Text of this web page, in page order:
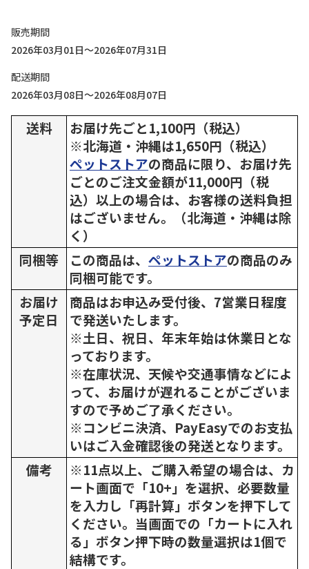
販売期間
2026年03月01日～2026年07月31日
配送期間
2026年03月08日～2026年08月07日
送料
お届け先ごと1,100円（税込）
※北海道・沖縄は1,650円（税込）
ペットストアの商品に限り、お届け先
ごとのご注文金額が11,000円（税
込）以上の場合は、お客様の送料負担
はございません。（北海道・沖縄は除
く）
同梱等
この商品は、 ペットストアの商品のみ
同梱可能です。
お届け
予定日
商品はお申込み受付後、7営業日程度
で発送いたします。
※土日、祝日、年末年始は休業日とな
っております。
※在庫状況、天候や交通事情などによ
って、お届けが遅れることがございま
すので予めご了承ください。
※コンビニ決済、PayEasyでのお支払
いはご入金確認後の発送となります。
備考
※11点以上、ご購入希望の場合は、カ
ート画面で「10+」を選択、必要数量
を入力し「再計算」ボタンを押下して
ください。当画面での「カートに入れ
る」ボタン押下時の数量選択は1個で
結構です。